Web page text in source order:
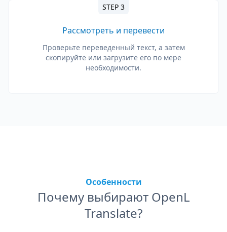
STEP 3
Рассмотреть и перевести
Проверьте переведенный текст, а затем
скопируйте или загрузите его по мере
необходимости.
Особенности
Почему выбирают OpenL
Translate?